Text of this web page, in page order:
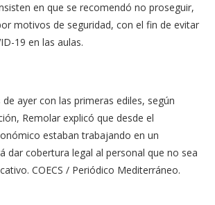
en que se recomendó no proseguir,
motivos de seguridad, con el fin de evitar
19 en las aulas.
ayer con las primeras ediles, según
Remolar explicó que desde el
estaban trabajando en un
dar cobertura legal al personal que no sea
COECS / Periódico Mediterráneo.